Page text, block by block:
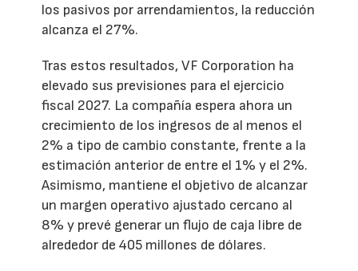
los pasivos por arrendamientos, la reducción
alcanza el 27%.
Tras estos resultados, VF Corporation ha
elevado sus previsiones para el ejercicio
fiscal 2027. La compañía espera ahora un
crecimiento de los ingresos de al menos el
2% a tipo de cambio constante, frente a la
estimación anterior de entre el 1% y el 2%.
Asimismo, mantiene el objetivo de alcanzar
un margen operativo ajustado cercano al
8% y prevé generar un flujo de caja libre de
alrededor de 405 millones de dólares.